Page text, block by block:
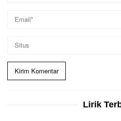
Lirik